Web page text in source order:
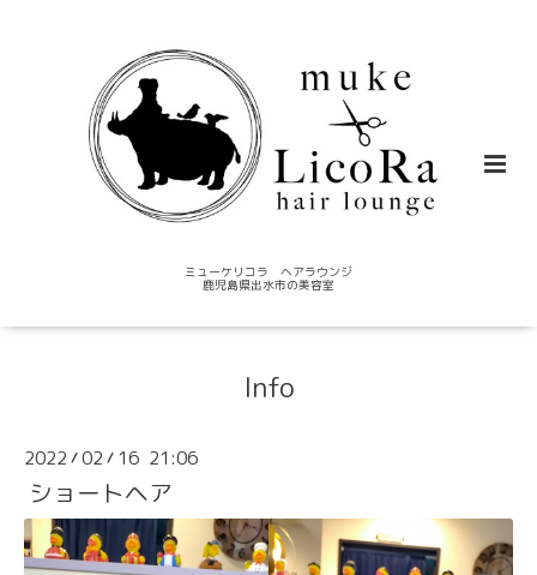
ミューケリコラ ヘアラウンジ
鹿児島県出水市の美容室
Info
2022 /02 / 16 21:06
ショートヘア